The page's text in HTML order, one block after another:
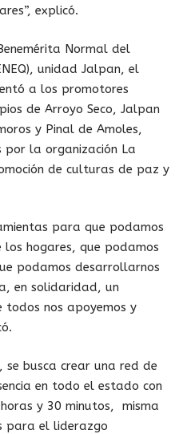
explicó.
Normal del
unidad Jalpan, el
a los promotores
de Arroyo Seco, Jalpan
y Pinal de Amoles,
por la organización La
de culturas de paz y
para que podamos
los hogares, que podamos
podamos desarrollarnos
en solidaridad, un
todos nos apoyemos y
busca crear una red de
en todo el estado con
y 30 minutos, misma
para el liderazgo